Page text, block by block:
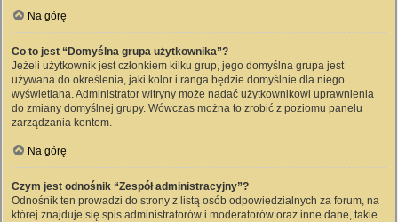
Na górę
Co to jest “Domyślna grupa użytkownika”?
Jeżeli użytkownik jest członkiem kilku grup, jego domyślna grupa jest
używana do określenia, jaki kolor i ranga będzie domyślnie dla niego
wyświetlana. Administrator witryny może nadać użytkownikowi uprawnienia
do zmiany domyślnej grupy. Wówczas można to zrobić z poziomu panelu
zarządzania kontem.
Na górę
Czym jest odnośnik “Zespół administracyjny”?
Odnośnik ten prowadzi do strony z listą osób odpowiedzialnych za forum, na
której znajduje się spis administratorów i moderatorów oraz inne dane, takie